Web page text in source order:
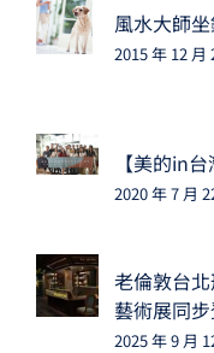
風水大師
2015 年 12 月
【美的in
2020 年 7 月
老倫敦台
藝術展同
2025 年 9 月